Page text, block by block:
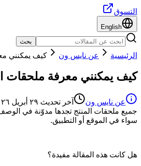
التسوق
English
بحث
الرئيسية عن نايس ون كيف يمكنني
كيف يمكنني معرفة ملحقات
عن نايس ون آخر تحديث ٢٩ أبريل ٢٠٢٦
جميع ملحقات المنتج تجدها مدوّنة في
سواء في الموقع أو التطبيق.
هل كانت هذه المقالة مفيدة؟